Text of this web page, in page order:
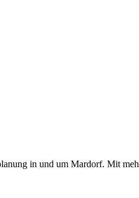
in und um Mardorf. Mit